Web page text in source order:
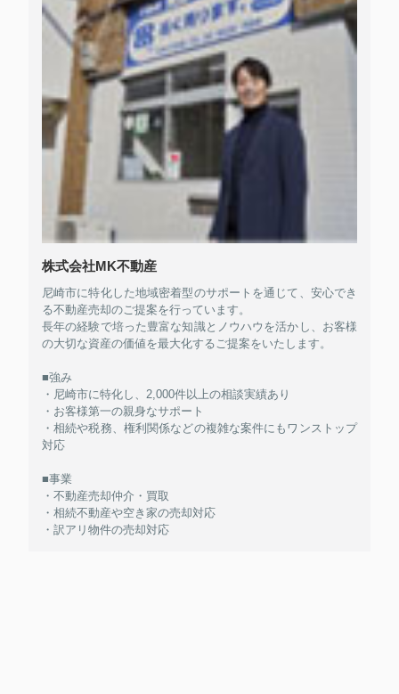
株式会社MK不動産
尼崎市に特化した地域密着型のサポートを通じて、安心でき
る不動産売却のご提案を行っています。
長年の経験で培った豊富な知識とノウハウを活かし、お客様
の大切な資産の価値を最大化するご提案をいたします。
■強み
・尼崎市に特化し、2,000件以上の相談実績あり
・お客様第一の親身なサポート
・相続や税務、権利関係などの複雑な案件にもワンストップ
対応
■事業
・不動産売却仲介・買取
・相続不動産や空き家の売却対応
・訳アリ物件の売却対応